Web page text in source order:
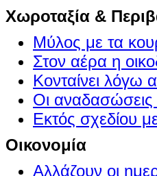
Χωροταξία &
Μύλος με τα
Στον αέρα η
Κονταίνει
Οι αναδασώσεις
Εκτός σχεδίου
Οικονομία
Αλλάζουν οι